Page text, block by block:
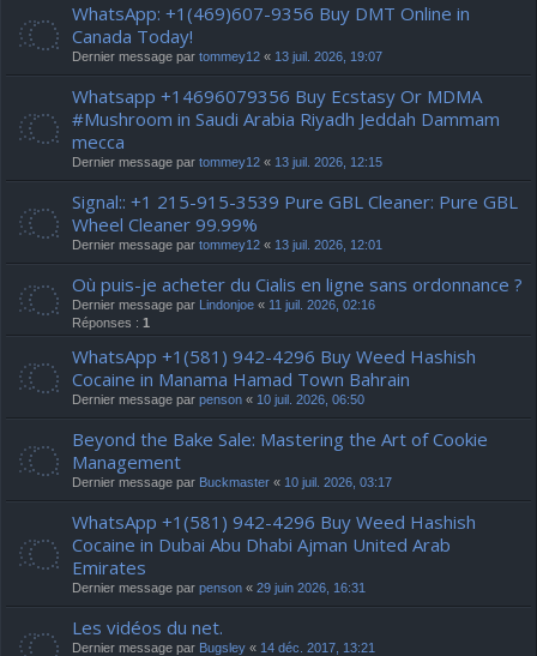
WhatsApp: +1(469)607-9356 Buy DMT Online in
Canada Today!
Dernier message par tommey12 « 13 juil. 2026, 19:07
Whatsapp +14696079356 Buy Ecstasy Or MDMA
#Mushroom in Saudi Arabia Riyadh Jeddah Dammam
mecca
Dernier message par tommey12 « 13 juil. 2026, 12:15
Signal:: +1 215-915-3539 Pure GBL Cleaner: Pure GBL
Wheel Cleaner 99.99%
Dernier message par tommey12 « 13 juil. 2026, 12:01
Où puis-je acheter du Cialis en ligne sans ordonnance ?
Dernier message par Lindonjoe « 11 juil. 2026, 02:16
Réponses : 1
WhatsApp +1(581) 942-4296 Buy Weed Hashish
Cocaine in Manama Hamad Town Bahrain
Dernier message par penson « 10 juil. 2026, 06:50
Beyond the Bake Sale: Mastering the Art of Cookie
Management
Dernier message par Buckmaster « 10 juil. 2026, 03:17
WhatsApp +1(581) 942-4296 Buy Weed Hashish
Cocaine in Dubai Abu Dhabi Ajman United Arab
Emirates
Dernier message par penson « 29 juin 2026, 16:31
Les vidéos du net.
Dernier message par Bugsley « 14 déc. 2017, 13:21